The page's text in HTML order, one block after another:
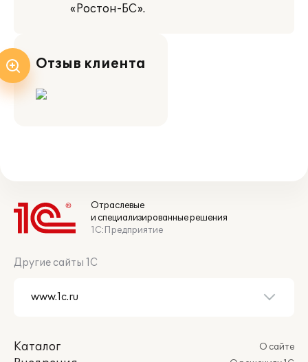
«Ростон-БС».
Отзыв клиента
Отраслевые
и специализированные решения
1С:Предприятие
Другие сайты 1С
Каталог
О сайте